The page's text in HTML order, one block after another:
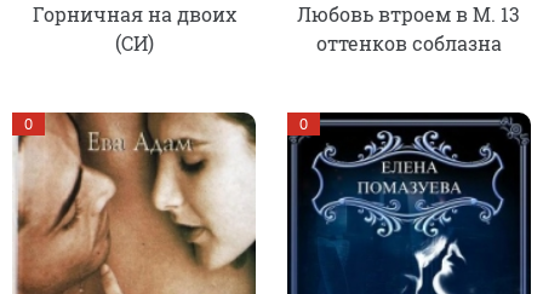
Горничная на двоих
(СИ)
Любовь втроем в М. 13
оттенков соблазна
0 0